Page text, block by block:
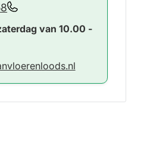
van 10.00 -